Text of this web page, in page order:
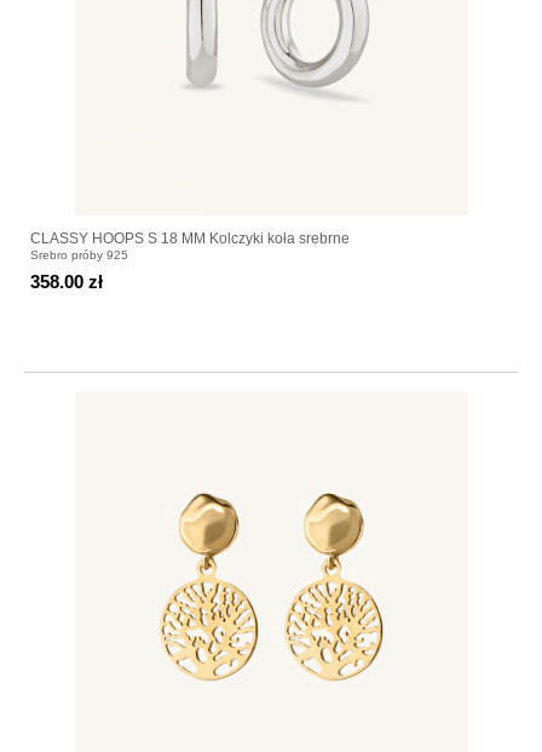
CLASSY HOOPS S 18 MM Kolczyki koła srebrne
Srebro próby 925
358.00 zł